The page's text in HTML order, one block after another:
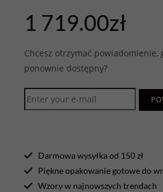
1 719.00zł
Chcesz otrzymać
ponownie dostępny?
Darmowa wysyłka od 150 zł
Piękne opakowanie gotowe do
Wzory w najnowszych trendach